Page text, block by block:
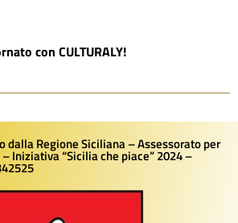
con CULTURALY!
dalla Regione Siciliana – Assessorato per
Iniziativa “Sicilia che piace” 2024 –